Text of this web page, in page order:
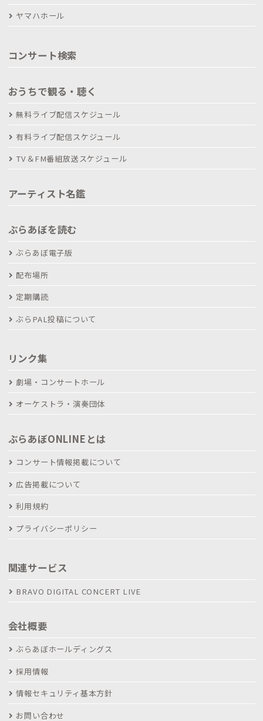
ヤマハホール
コンサート検索
おうちで観る・聴く
無料ライブ配信スケジュール
有料ライブ配信スケジュール
TV＆FM番組放送スケジュール
アーティスト名鑑
ぶらあぼを読む
ぶらあぼ電子版
配布場所
定期購読
ぶらPAL投稿について
リンク集
劇場・コンサートホール
オーケストラ・演奏団体
ぶらあぼONLINEとは
コンサート情報掲載について
広告掲載について
利用規約
プライバシーポリシー
関連サービス
BRAVO DIGITAL CONCERT LIVE
会社概要
ぶらあぼホールディングス
採用情報
情報セキュリティ基本方針
お問い合わせ